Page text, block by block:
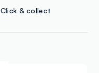
Click & collect